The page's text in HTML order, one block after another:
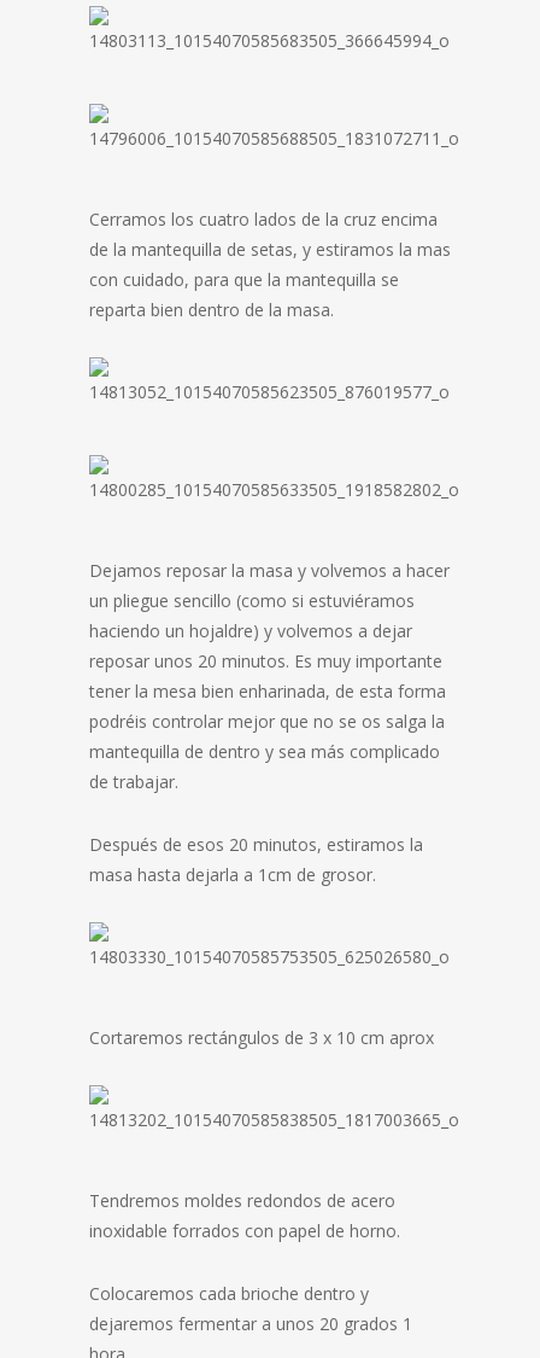
Cerramos los cuatro lados de la cruz encima
de la mantequilla de setas, y estiramos la mas
con cuidado, para que la mantequilla se
reparta bien dentro de la masa.
Dejamos reposar la masa y volvemos a hacer
un pliegue sencillo (como si estuviéramos
haciendo un hojaldre) y volvemos a dejar
reposar unos 20 minutos. Es muy importante
tener la mesa bien enharinada, de esta forma
podréis controlar mejor que no se os salga la
mantequilla de dentro y sea más complicado
de trabajar.
Después de esos 20 minutos, estiramos la
masa hasta dejarla a 1cm de grosor.
Cortaremos rectángulos de 3 x 10 cm aprox
Tendremos moldes redondos de acero
inoxidable forrados con papel de horno.
Colocaremos cada brioche dentro y
dejaremos fermentar a unos 20 grados 1